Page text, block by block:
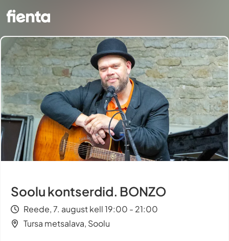
Soolu kontserdid. BONZO
Reede, 7. august kell 19:00 - 21:00
Tursa metsalava, Soolu